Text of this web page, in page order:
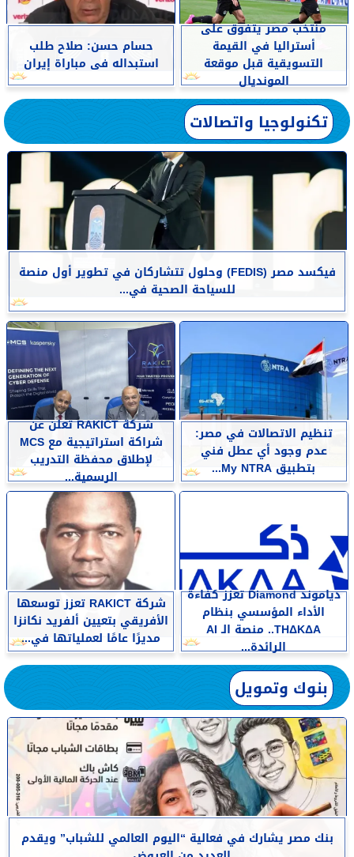
منتخب مصر يتفوق على
أستراليا في القيمة
التسويقية قبل موقعة
المونديال
حسام حسن: صلاح طلب
استبداله فى مباراة إيران
تكنولوجيا واتصالات
فيكسد مصر (FEDIS) وحلول تتشاركان في تطوير أول منصة
للسياحة الصحية في...
تنظيم الاتصالات في مصر:
عدم وجود أي عطل فني
بتطبيق My NTRA...
شركة RAKICT تعلن عن
شراكة استراتيجية مع MCS
لإطلاق محفظة التدريب
الرسمية...
دياموند Diamond تعزز كفاءة
الأداء المؤسسي بنظام
THΔKΔA.. منصة الـ AI
الرائدة...
شركة RAKICT تعزز توسعها
الأفريقي بتعيين ألفريد نكانزا
مديرًا عامًا لعملياتها في...
بنوك وتمويل
بنك مصر يشارك في فعالية “اليوم العالمي للشباب” ويقدم